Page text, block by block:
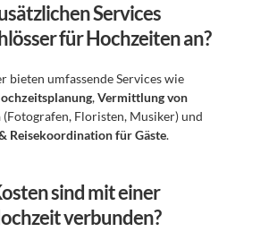
Services
für Hochzeiten an?
, Vermittlung von
Reisekoordination für Gäste.
sind mit einer
verbunden?